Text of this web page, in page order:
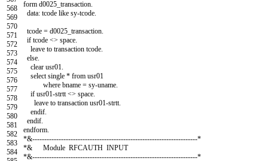
568
569
570
571
572
573
574
575
576
577
578
579
580
581
582
583
584
form d0025 transaction
data: tcode like sy-tcode
tcode = d0025 transaction
if tcode <> space
leave to transaction tcode
else
clear usr01
select single * from usr01
where bname = sy-uname
if usr01-strtt <> space
leave to transaction usr01-strtt
endif
endif
endform
*&---------------------------------------------------------------------*
*& Module RFCAUTH INPUT
*&---------------------------------------------------------------------*